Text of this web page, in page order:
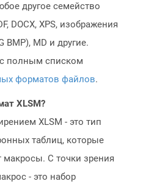
другое семейство
DOCX, XPS, изображения
BMP), MD и другие.
полным списком
форматов файлов.
XLSM?
XLSM - это тип
таблиц, которые
С точки зрения
- это набор